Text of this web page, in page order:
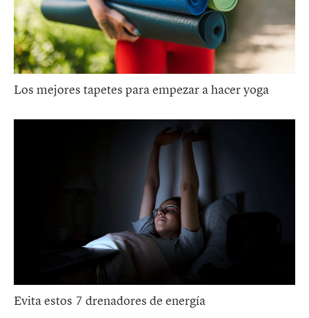
Los mejores tapetes para empezar a hacer yoga
Evita estos 7 drenadores de energía